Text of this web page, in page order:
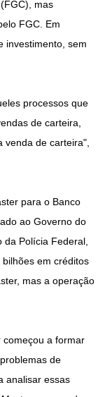
mas
FGC. Em
investimento, sem
processos que
de carteira,
venda de carteira",
para o Banco
ao Governo do
da Polícia Federal,
em créditos
mas a operação
começou a formar
de
analisar essas